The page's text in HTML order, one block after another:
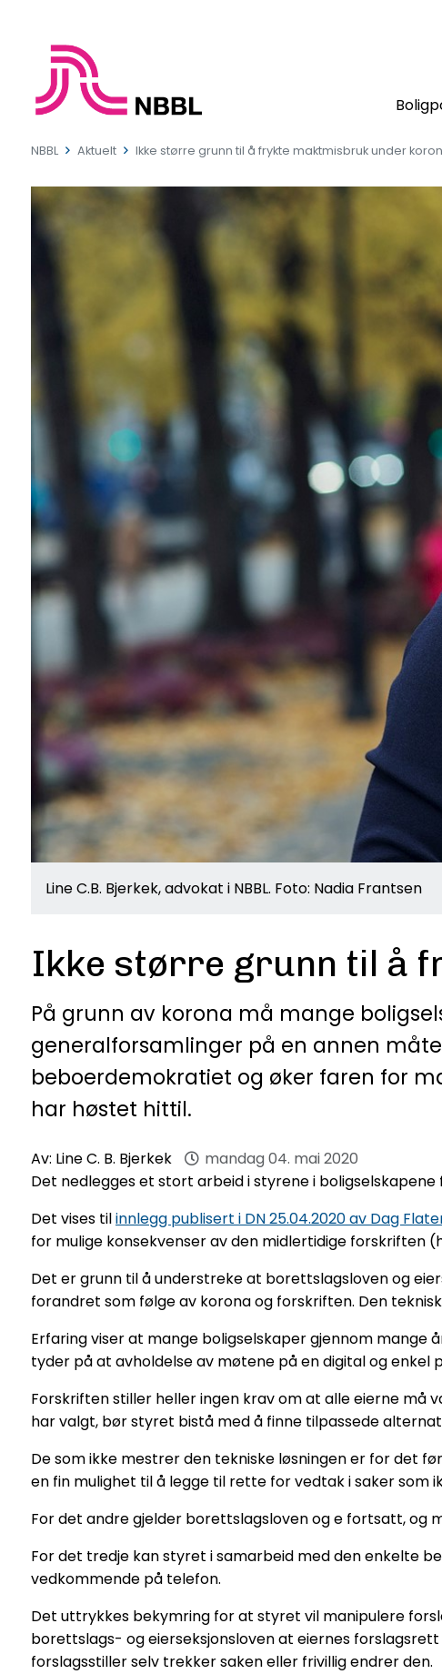
NBBL Aktuelt Ikke større grunn til å frykte maktmisbruk under
Line C.B. Bjerkek, advokat i NBBL. Foto: Nadia Frantsen
Ikke større grunn til å
På grunn av korona må mange
generalforsamlinger på en annen
beboerdemokratiet og øker faren for
har høstet hittil.
Av: Line C. B. Bjerkek
mandag 04. mai 2020
Det nedlegges et stort arbeid i styrene i
Det vises tilinnlegg publisert i DN 25.04.2020 av Dag
for mulige konsekvenser av den midlertidige forskriften
Det er grunn til å understreke at borettslagsloven og
forandret som følge av korona og forskriften. Den
Erfaring viser at mange boligselskaper gjennom
tyder på at avholdelse av møtene på en digital og
Forskriften stiller heller ingen krav om at alle eierne
har valgt, bør styret bistå med å finne tilpassede
De som ikke mestrer den tekniske løsningen er for det
en fin mulighet til å legge til rette for vedtak i saker
For det andre gjelder borettslagsloven og e fortsatt,
For det tredje kan styret i samarbeid med den enkelte
vedkommende på telefon.
Det uttrykkes bekymring for at styret vil manipulere
borettslags- og eierseksjonsloven at eiernes
forslagsstiller selv trekker saken eller frivillig endrer den.